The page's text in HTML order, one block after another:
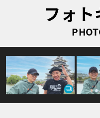
フォ